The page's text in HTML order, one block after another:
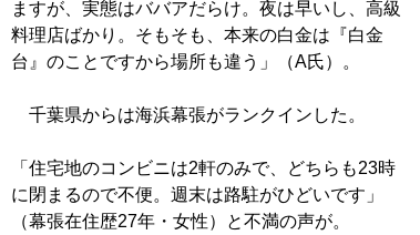
ますが、実態はババアだらけ。夜は早いし、高級
料理店ばかり。そもそも、本来の白金は『白金
台』のことですから場所も違う」（A氏）。
千葉県からは海浜幕張がランクインした。
「住宅地のコンビニは2軒のみで、どちらも23時
に閉まるので不便。週末は路駐がひどいです」
（幕張在住歴27年・女性）と不満の声が。